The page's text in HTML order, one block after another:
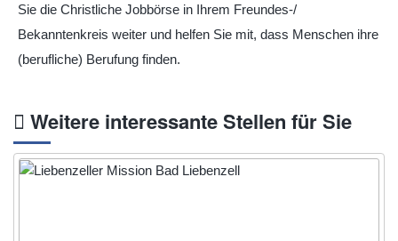
Sie die Christliche Jobbörse in Ihrem Freundes-/
Bekanntenkreis weiter und helfen Sie mit, dass Menschen ihre
(berufliche) Berufung finden.
Weitere interessante Stellen für Sie